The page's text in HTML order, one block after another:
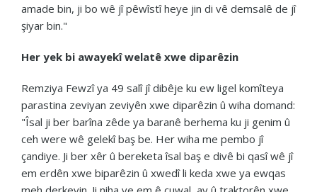
amade bin, ji bo wê jî pêwîstî heye jin di vê demsalê de jî
şiyar bin."
Her yek bi awayekî welatê xwe diparêzin
Remziya Fewzî ya 49 salî jî dibêje ku ew ligel komîteya
parastina zeviyan zeviyên xwe diparêzin û wiha domand:
"Îsal ji ber barîna zêde ya baranê berhema ku ji genim û
ceh were wê gelekî baş be. Her wiha me pembo jî
çandiye. Ji ber xêr û bereketa îsal baş e divê bi qasî wê jî
em erdên xwe biparêzin û xwedî li keda xwe ya ewqas